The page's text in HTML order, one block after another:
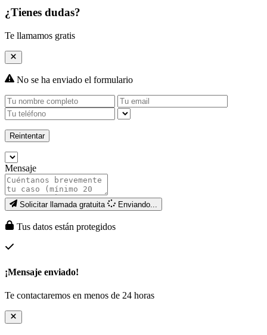
¿Tienes dudas?
Te llamamos gratis
No se ha enviado el formulario
Reintentar
Mensaje
Solicitar llamada gratuita Enviando...
Tus datos están protegidos
¡Mensaje enviado!
Te contactaremos en menos de 24 horas